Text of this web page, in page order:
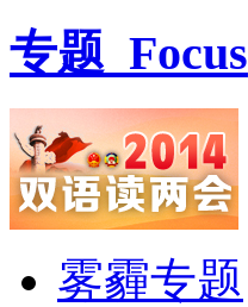
专题 Focus
雾霾专题